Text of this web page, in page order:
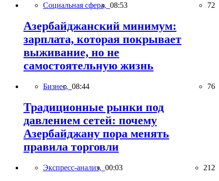
Социальная сфера, 08:53 72
Азербайджанский минимум:
зарплата, которая покрывает
выживание, но не
самостоятельную жизнь
Бизнес, 08:44 76
Традиционные рынки под
давлением сетей: почему
Азербайджану пора менять
правила торговли
Экспресс-анализ, 00:03 212